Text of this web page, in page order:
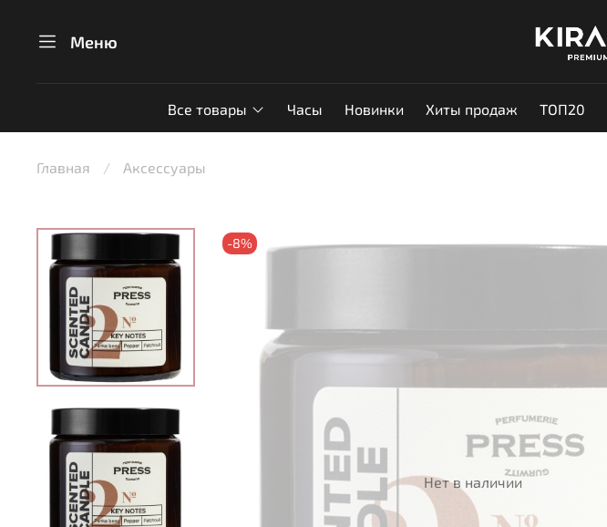
Меню
Все товары Часы Новинки Хиты продаж ТОП20
Главная Аксессуары
Нет в наличии
-8%